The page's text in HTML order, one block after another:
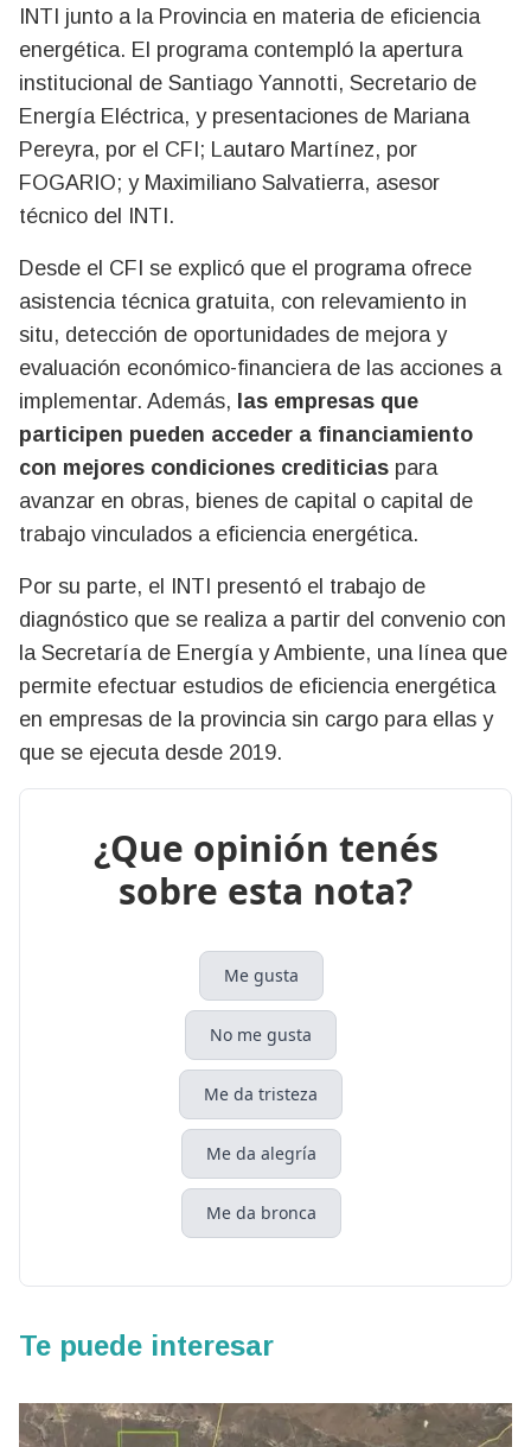
INTI junto a la Provincia en materia de eficiencia
energética. El programa contempló la apertura
institucional de Santiago Yannotti, Secretario de
Energía Eléctrica, y presentaciones de Mariana
Pereyra, por el CFI; Lautaro Martínez, por
FOGARIO; y Maximiliano Salvatierra, asesor
técnico del INTI.
Desde el CFI se explicó que el programa ofrece
asistencia técnica gratuita, con relevamiento in
situ, detección de oportunidades de mejora y
evaluación económico-financiera de las acciones a
implementar. Además, las empresas que
participen pueden acceder a financiamiento
con mejores condiciones crediticias para
avanzar en obras, bienes de capital o capital de
trabajo vinculados a eficiencia energética.
Por su parte, el INTI presentó el trabajo de
diagnóstico que se realiza a partir del convenio con
la Secretaría de Energía y Ambiente, una línea que
permite efectuar estudios de eficiencia energética
en empresas de la provincia sin cargo para ellas y
que se ejecuta desde 2019.
¿Que opinión tenés
sobre esta nota?
Me gusta
No me gusta
Me da tristeza
Me da alegría
Me da bronca
Te puede interesar